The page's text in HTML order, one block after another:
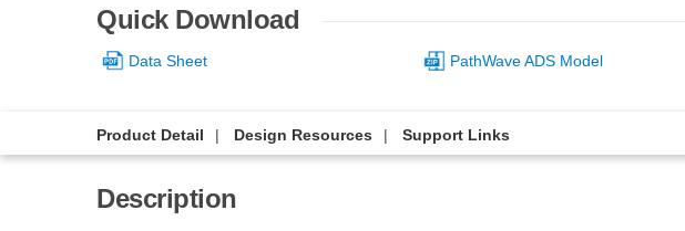
Quick Download
Data Sheet PathWave ADS Model
Product Detail Design Resources Support Links
Description